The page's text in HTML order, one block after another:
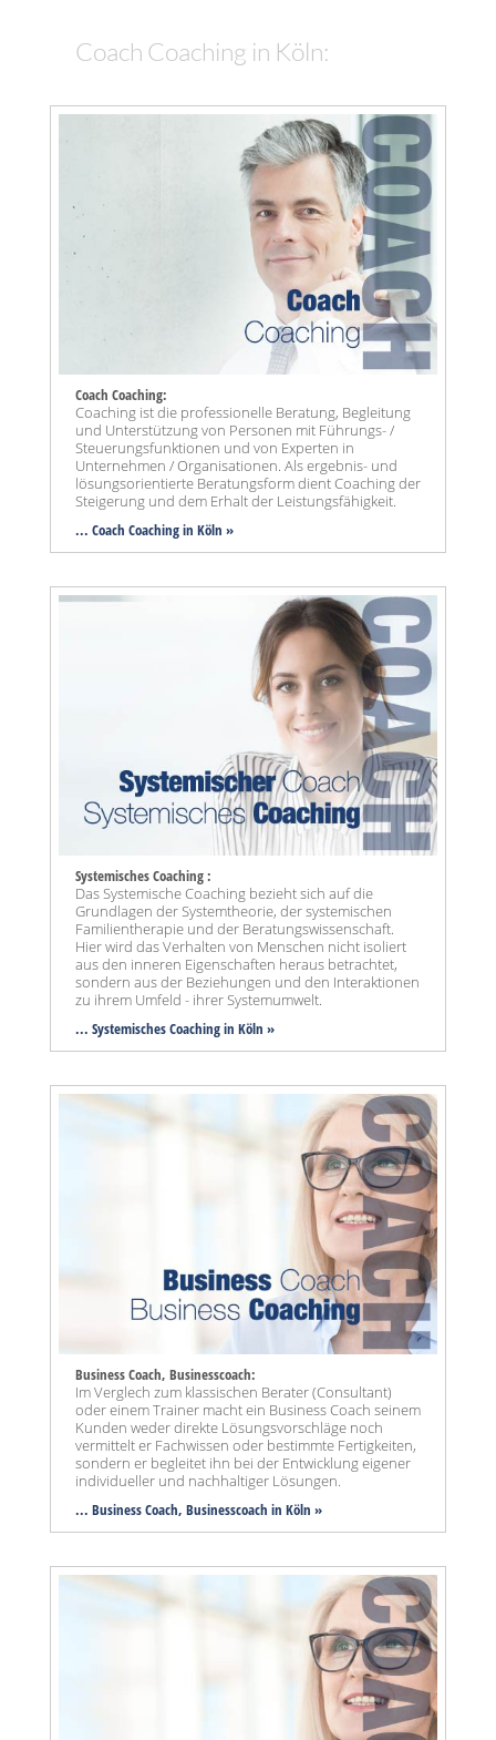
Coach Coaching in Köln:
Coach Coaching:
Coaching ist die professionelle Beratung, Begleitung
und Unterstützung von Personen mit Führungs- /
Steuerungsfunktionen und von Experten in
Unternehmen / Organisationen. Als ergebnis- und
lösungsorientierte Beratungsform dient Coaching der
Steigerung und dem Erhalt der Leistungsfähigkeit.
... Coach Coaching in Köln »
Systemisches Coaching :
Das Systemische Coaching bezieht sich auf die
Grundlagen der Systemtheorie, der systemischen
Familientherapie und der Beratungswissenschaft.
Hier wird das Verhalten von Menschen nicht isoliert
aus den inneren Eigenschaften heraus betrachtet,
sondern aus der Beziehungen und den Interaktionen
zu ihrem Umfeld - ihrer Systemumwelt.
... Systemisches Coaching in Köln »
Business Coach, Businesscoach:
Im Verglech zum klassischen Berater (Consultant)
oder einem Trainer macht ein Business Coach seinem
Kunden weder direkte Lösungsvorschläge noch
vermittelt er Fachwissen oder bestimmte Fertigkeiten,
sondern er begleitet ihn bei der Entwicklung eigener
individueller und nachhaltiger Lösungen.
... Business Coach, Businesscoach in Köln »